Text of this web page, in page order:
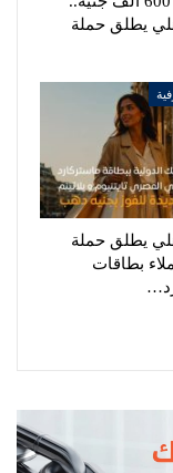
يطلق حملة
يطلق حملة
بطاقات